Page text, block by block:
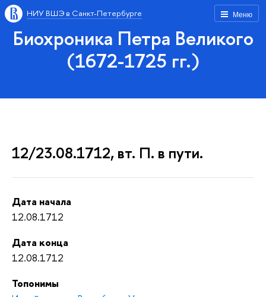
Меню
НИУ ВШЭ в Санкт-Петербурге
Биохроника Петра Великого
(1672-1725 гг.)
12/23.08.1712, вт. П. в пути.
Дата начала
12.08.1712
Дата конца
12.08.1712
Топонимы